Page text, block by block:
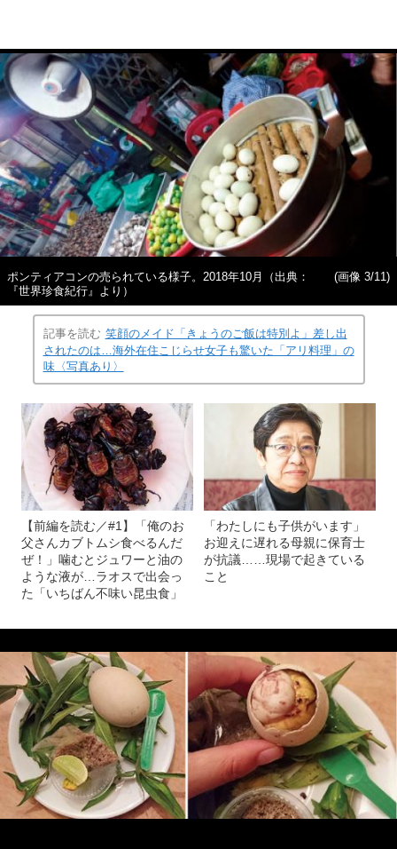
ポンティアコンの売られている様子。2018年10月（出典：
『世界珍食紀行』より）
(画像 3/11)
記事を読む 笑顔のメイド「きょうのご飯は特別よ」差し出
されたのは…海外在住こじらせ女子も驚いた「アリ料理」の
味〈写真あり〉
【前編を読む／#1】「俺のお
父さんカブトムシ食べるんだ
ぜ！」噛むとジュワーと油の
ような液が…ラオスで出会っ
た「いちばん不味い昆虫食」
「わたしにも子供がいます」
お迎えに遅れる母親に保育士
が抗議……現場で起きている
こと